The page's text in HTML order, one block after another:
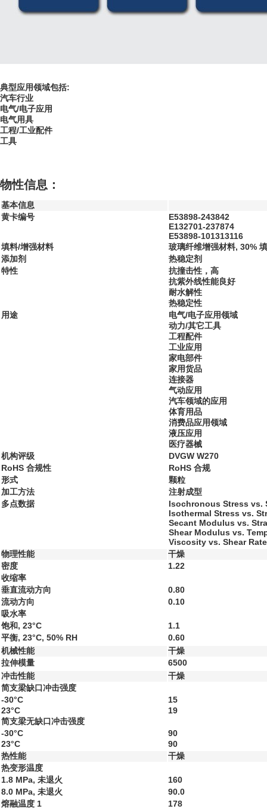
典型应用领域包括:
汽车行业
电气/电子应用
电气用具
工程/工业配件
工具
物性信息：
基本信息
黄卡编号
E53898-243842
E132701-237874
E53898-101313116
填料/增强材料
玻璃纤维增强材料, 30%
添加剂
热稳定剂
特性
抗撞击性，高
抗紫外线性能良好
耐水解性
热稳定性
用途
电气/电子应用领域
动力/其它工具
工程配件
工业应用
家电部件
家用货品
连接器
气动应用
汽车领域的应用
体育用品
消费品应用领域
液压应用
医疗器械
机构评级
DVGW W270
RoHS 合规性
RoHS 合规
形式
颗粒
加工方法
注射成型
多点数据
Isochronous Stress vs.
Isothermal Stress vs.
Secant Modulus vs.
Shear Modulus vs.
Viscosity vs. Shear
物理性能
干燥
密度
1.22
收缩率
垂直流动方向
0.80
流动方向
0.10
吸水率
饱和, 23°C
1.1
平衡, 23°C, 50% RH
0.60
机械性能
干燥
拉伸模量
6500
冲击性能
干燥
简支梁缺口冲击强度
-30°C
15
23°C
19
简支梁无缺口冲击强度
-30°C
90
23°C
90
热性能
干燥
热变形温度
1.8 MPa, 未退火
160
8.0 MPa, 未退火
90.0
熔融温度 1
178